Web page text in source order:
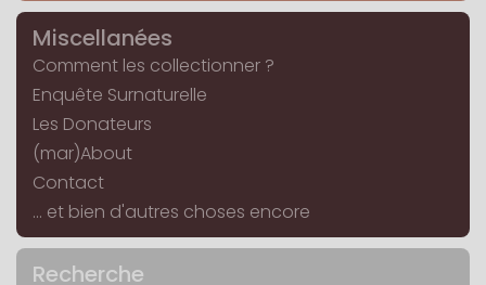
Miscellanées
Comment les collectionner ?
Enquête Surnaturelle
Les Donateurs
(mar)About
Contact
... et bien d'autres choses encore
Recherche